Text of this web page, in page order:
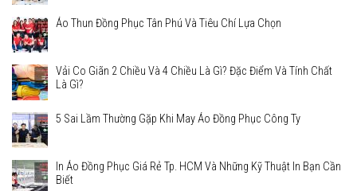
Áo Thun Đồng Phục Tân Phú Và Tiêu Chí Lựa Chọn
Vải Co Giãn 2 Chiều Và 4 Chiều Là Gì? Đặc Điểm Và Tính Chất
Là Gì?
5 Sai Lầm Thường Gặp Khi May Áo Đồng Phục Công Ty
In Áo Đồng Phục Giá Rẻ Tp. HCM Và Những Kỹ Thuật In Bạn Cần
Biết